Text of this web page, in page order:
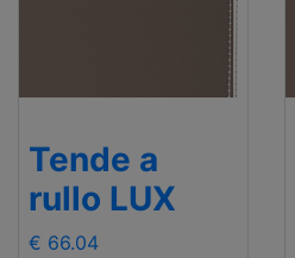
Tende a
rullo LUX
€ 66.04